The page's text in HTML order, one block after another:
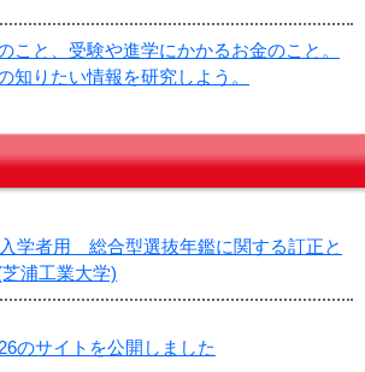
こと、受験や進学にかかるお金のこと。
知りたい情報を研究しよう。
入学者用 総合型選抜年鑑に関する訂正と
浦工業大学)
のサイトを公開しました